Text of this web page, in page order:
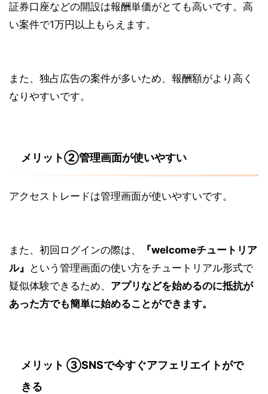
証券口座などの開設は報酬単価がとても高いです。高
い案件で1万円以上もらえます。
また、 独占広告の案件が多いため、報酬額がより高く
なりやすいです。
メリット②管理画面が使いやすい
アクセストレードは管理画面が使いやすいです。
また、初回ログインの際は、
『welcomeチュートリア
ル』 という管理画面の使い方をチュートリアル形式で
疑似体験できるため、 アプリなどを始めるのに抵抗が
あった方でも簡単に始めることができます。
メリット ③SNSで今すぐアフェリエイトがで
きる